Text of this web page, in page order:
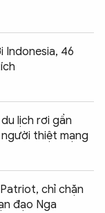
Indonesia, 46
lịch rơi gần
người thiệt mạng
chỉ chặn
đạo Nga